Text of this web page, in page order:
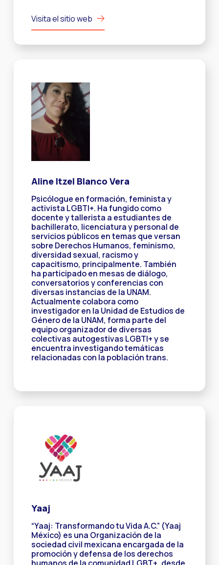
Visita el sitio web
Aline Itzel Blanco Vera
Psicólogue en formación, feminista y
activista LGBTI+. Ha fungido como
docente y tallerista a estudiantes de
bachillerato, licenciatura y personal de
servicios públicos en temas que versan
sobre Derechos Humanos, feminismo,
diversidad sexual, racismo y
capacitismo, principalmente. También
ha participado en mesas de diálogo,
conversatorios y conferencias con
diversas instancias de la UNAM.
Actualmente colabora como
investigador en la Unidad de Estudios de
Género de la UNAM, forma parte del
equipo organizador de diversas
colectivas autogestivas LGBTI+ y se
encuentra investigando temáticas
relacionadas con la población trans.
Yaaj
“Yaaj: Transformando tu Vida A.C.” (Yaaj
México) es una Organización de la
sociedad civil mexicana encargada de la
promoción y defensa de los derechos